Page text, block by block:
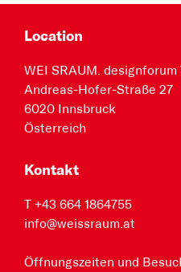
Location
WEI SRAUM. designforum
Andreas-Hofer-Straße 27
6020 Innsbruck
Österreich
Kontakt
T +43 664 1864755
info@weissraum.at
Öffnungszeiten und